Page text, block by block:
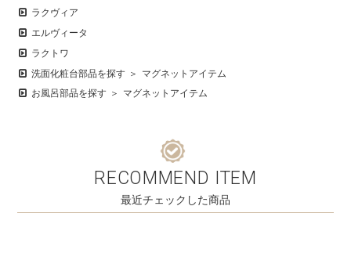
ラクヴィア
エルヴィータ
ラクトワ
洗面化粧台部品を探す
マグネットアイテム
お風呂部品を探す
マグネットアイテム
RECOMMEND ITEM
最近チェックした商品